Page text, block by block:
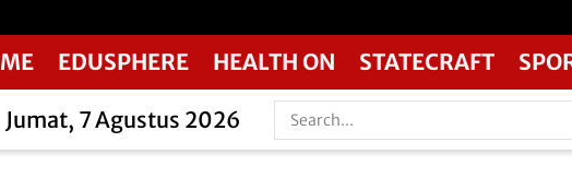
EDUSPHERE HEALTH ON STATECRAFT
Jumat, 7 Agustus 2026